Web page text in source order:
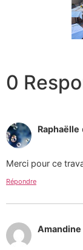
0
Raphaëlle
Merci pour ce
Répondre
Amandine